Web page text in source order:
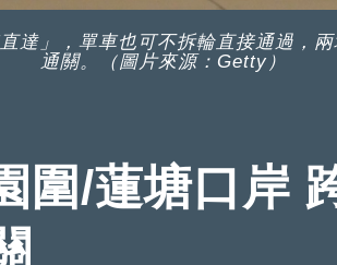
達」，單車也可不拆輪直接通過，
通關。（圖片來源：Getty）
圍/蓮塘口岸